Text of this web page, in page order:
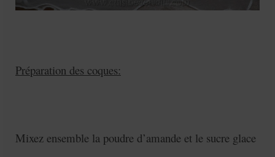
Préparation des coques:
Mixez ensemble la poudre d’amande et le sucre glace